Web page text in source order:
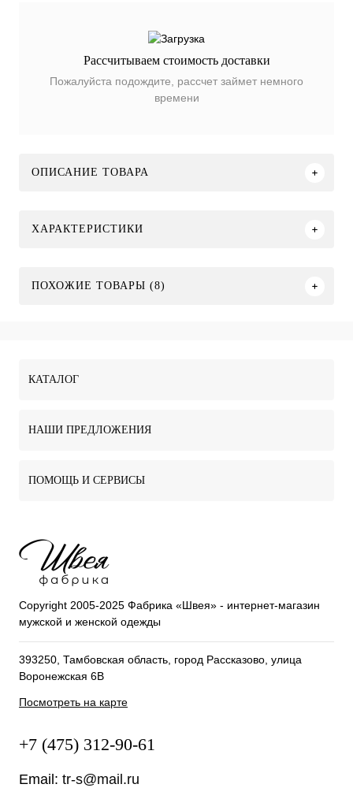
Рассчитываем стоимость доставки
Пожалуйста подождите, рассчет займет немного
времени
ОПИСАНИЕ ТОВАРА
ХАРАКТЕРИСТИКИ
ПОХОЖИЕ ТОВАРЫ (8)
КАТАЛОГ
НАШИ ПРЕДЛОЖЕНИЯ
ПОМОЩЬ И СЕРВИСЫ
Copyright 2005-2025 Фабрика «Швея» - интернет-магазин
мужской и женской одежды
393250, Тамбовская область, город Рассказово, улица
Воронежская 6В
Посмотреть на карте
+7 (475) 312-90-61
Email: tr-s@mail.ru